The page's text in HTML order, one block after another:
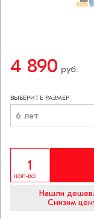
4 890 руб.
ВЫБЕРИТЕ РАЗМЕР
6 лет
КОЛ-ВО
Нашли
Снизим